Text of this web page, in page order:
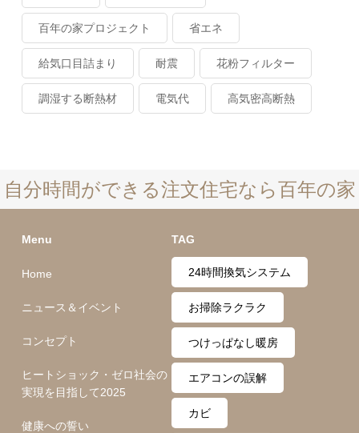
百年の家プロジェクト 省エネ
給気口目詰まり 耐震 花粉フィルター
調湿する断熱材 電気代 高気密高断熱
自分時間ができる注文住宅なら百年の家
Menu
Home
ニュース＆イベント
コンセプト
ヒートショック・ゼロ社会の
実現を目指して2025
健康への誓い
TAG
24時間換気システム
お掃除ラクラク
つけっぱなし暖房
エアコンの誤解
カビ